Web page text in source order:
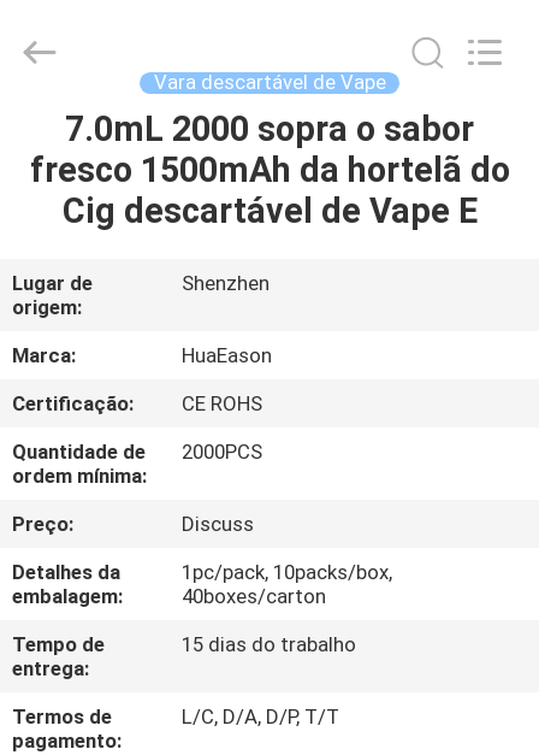
CASA
PRODUTOS
VÍDEOS
SOBRE
NÓS
EXCURSÃO
DA
FÁBRICA
CONTROLE
DA
QUALIDADE
Vara descartável de Vape
7.0mL 2000 sopra o sabor
fresco 1500mAh da hortelã do
Cig descartável de Vape E
Lugar de
origem:
Shenzhen
Marca:
HuaEason
Certificação:
CE ROHS
Quantidade de
ordem mínima:
2000PCS
Preço:
Discuss
Detalhes da
embalagem:
1pc/pack, 10packs/box,
40boxes/carton
Tempo de
entrega:
15 dias do trabalho
Termos de
pagamento:
L/C, D/A, D/P, T/T